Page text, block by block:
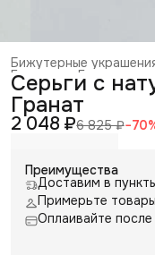
Бижутерные
Галантерея
Главная ›
Серьги с
Гранат
2 048 ₽6 825 ₽−70
Преимущества
Доставим в
Примерьте
Оплаивайте